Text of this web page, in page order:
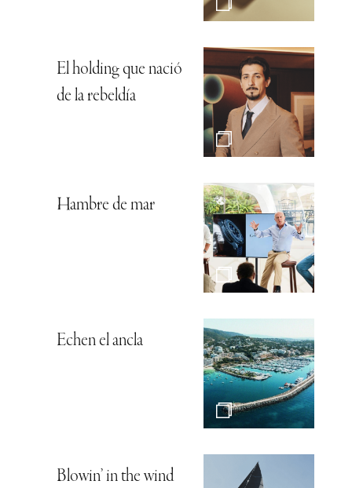
El holding que nació
de la rebeldía
Hambre de mar
Echen el ancla
Blowin’ in the wind